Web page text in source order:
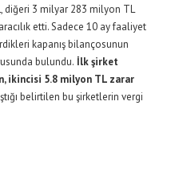
diğeri 3 milyar 283 milyon TL
etti. Sadece 10 ay faaliyet
kapanış bilançosunun
bulundu. İlk şirket
ikincisi 5.8 milyon TL zarar
belirtilen bu şirketlerin vergi